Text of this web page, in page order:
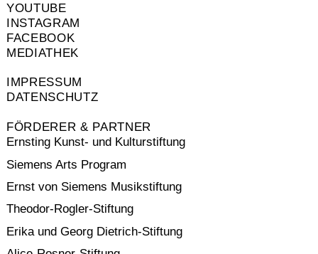
YOUTUBE
INSTAGRAM
FACEBOOK
MEDIATHEK
IMPRESSUM
DATENSCHUTZ
FÖRDERER & PARTNER
Ernsting Kunst- und Kulturstiftung
Siemens Arts Program
Ernst von Siemens Musikstiftung
Theodor-Rogler-Stiftung
Erika und Georg Dietrich-Stiftung